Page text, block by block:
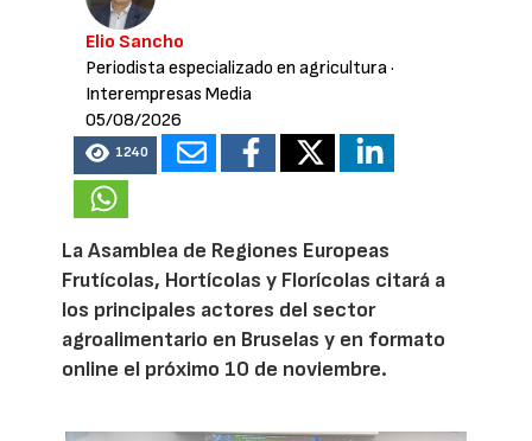
Elio Sancho
Periodista especializado en agricultura·
Interempresas Media
05/08/2026
1240
La Asamblea de Regiones Europeas
Frutícolas, Hortícolas y Florícolas citará a
los principales actores del sector
agroalimentario en Bruselas y en formato
online el próximo 10 de noviembre.